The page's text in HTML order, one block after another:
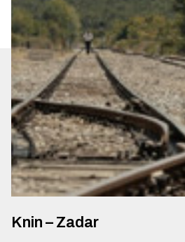
Knin – Zadar